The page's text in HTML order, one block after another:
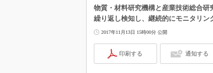
物質・材料研究機構と産業技術総合
繰り返し検知し、継続的にモニタリン
2017年11月13日 15時00分 公開
印刷する 通知する